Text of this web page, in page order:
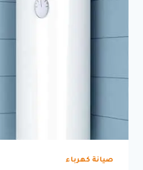
صيانة كهرباء